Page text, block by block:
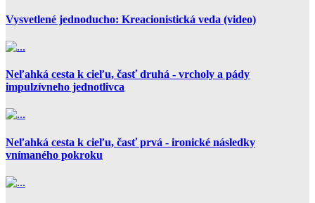
Vysvetlené jednoducho: Kreacionistická veda (video)
Neľahká cesta k cieľu, časť druhá - vrcholy a pády
impulzívneho jednotlivca
Neľahká cesta k cieľu, časť prvá - ironické následky
vnímaného pokroku